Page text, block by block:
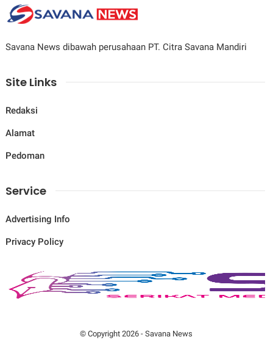
Savana News dibawah perusahaan PT. Citra Savana Mandiri
Site Links
Redaksi
Alamat
Pedoman
Service
Advertising Info
Privacy Policy
© Copyright2026 -Savana News